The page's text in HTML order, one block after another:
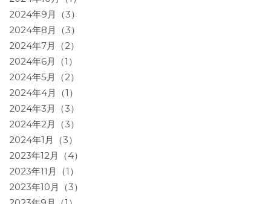
2024年9月（3）
2024年8月（3）
2024年7月（2）
2024年6月（1）
2024年5月（2）
2024年4月（1）
2024年3月（3）
2024年2月（3）
2024年1月（3）
2023年12月（4）
2023年11月（1）
2023年10月（3）